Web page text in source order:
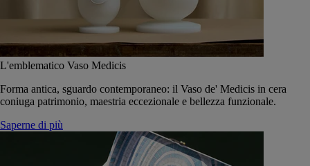
L'emblematico Vaso Medicis
Forma antica, sguardo contemporaneo: il Vaso de' Medicis in cera
coniuga patrimonio, maestria eccezionale e bellezza funzionale.
Saperne di più